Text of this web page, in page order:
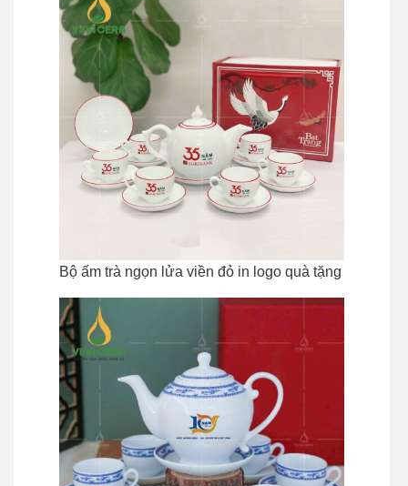
Bộ ấm trà ngọn lửa viền đỏ in logo quà tặng